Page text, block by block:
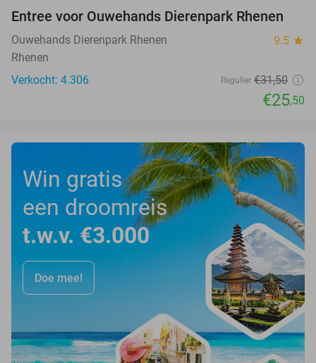
19%
Entree voor Ouwehands Dierenpark Rhenen
Ouwehands Dierenpark Rhenen 9.5 star
Rhenen
Verkocht: 4.306
Regulier €31,50
€25,50
Win gratis
een droomreis
t.w.v. €3.000
Doe mee!